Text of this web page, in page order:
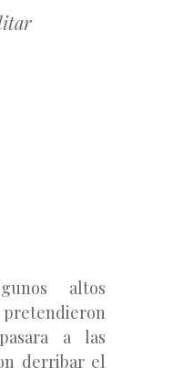
altos
a las
derribar el